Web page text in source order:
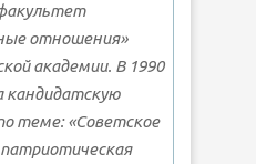
отношения»
академии. В 1990
кандидатскую
теме: «Советское